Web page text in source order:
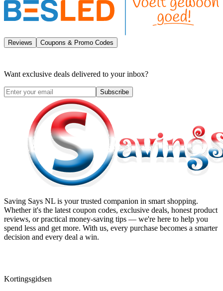
Reviews Coupons & Promo Codes
Want exclusive deals delivered to your inbox?
Subscribe
Saving Says NL is your trusted companion in smart shopping.
Whether it's the latest coupon codes, exclusive deals, honest product
reviews, or practical money-saving tips — we're here to help you
spend less and get more. With us, every purchase becomes a smarter
decision and every deal a win.
Kortingsgidsen